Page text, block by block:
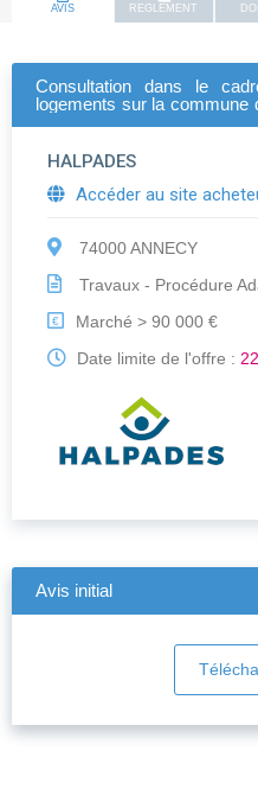
AVIS REGLEMENT
Consultation dans le
logements sur la commune
sont indissociables. une
HALPADES
Accéder au site
74000 ANNECY
Travaux - Procédure
€
Marché > 90 000 €
Date limite de l'offre :
Avis initial